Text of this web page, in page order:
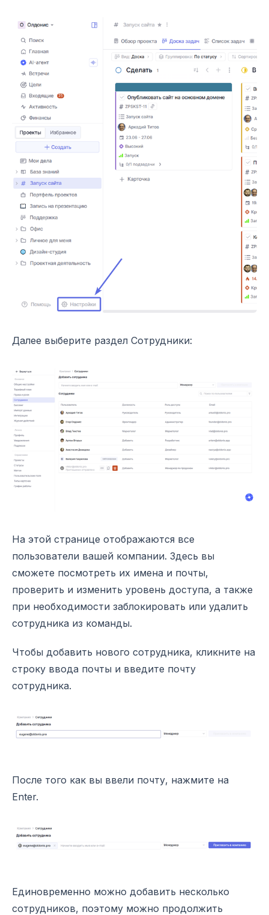
Далее выберите раздел Сотрудники:
На этой странице отображаются все
пользователи вашей компании. Здесь вы
сможете посмотреть их имена и почты,
проверить и изменить уровень доступа, а также
при необходимости заблокировать или удалить
сотрудника из команды.
Чтобы добавить нового сотрудника, кликните на
строку ввода почты и введите почту
сотрудника.
После того как вы ввели почту, нажмите на
Enter.
Единовременно можно добавить несколько
сотрудников, поэтому можно продолжить